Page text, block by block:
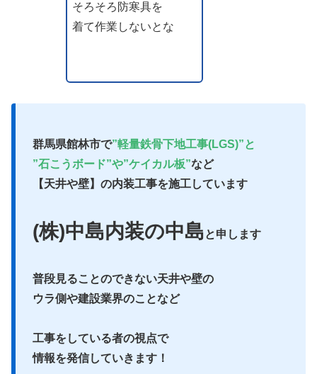
そろそろ防寒具を
着て作業しないとな
群馬県館林市で”軽量鉄骨下地工事(LGS)”と
”石こうボード”や”ケイカル板”など
【天井や壁】の内装工事を施工しています
(株)中島内装の中島 と申します
普段見ることのできない天井や壁の
ウラ側や建設業界のことなど
工事をしている者の視点で
情報を発信していきます！